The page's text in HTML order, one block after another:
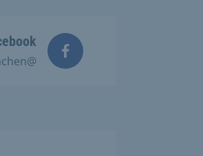
@Stadt.Muenchen